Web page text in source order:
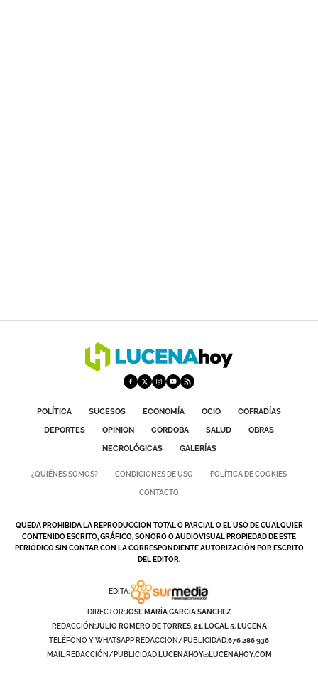
POLÍTICA SUCESOS ECONOMÍA OCIO
COFRADÍAS
DEPORTES
OPINIÓN CÓRDOBA SALUD
OBRAS
NECROLÓGICAS
GALERÍAS
¿QUIÉNES SOMOS? CONDICIONES DE USO POLÍTICA DE COOKIES
CONTACTO
QUEDA PROHIBIDA LA REPRODUCCION TOTAL O PARCIAL O EL USO DE CUALQUIER
CONTENIDO ESCRITO, GRÁFICO, SONORO O AUDIOVISUAL PROPIEDAD DE ESTE
PERIÓDICO SIN CONTAR CON LA CORRESPONDIENTE AUTORIZACIÓN POR ESCRITO
DEL EDITOR.
EDITA:
DIRECTOR:JOSÉ MARÍA GARCÍA SÁNCHEZ
REDACCIÓN:JULIO ROMERO DE TORRES, 21. LOCAL 5. LUCENA
TELÉFONO Y WHATSAPP REDACCIÓN/PUBLICIDAD:676 286 936
MAIL REDACCIÓN/PUBLICIDAD:LUCENAHOY@LUCENAHOY.COM